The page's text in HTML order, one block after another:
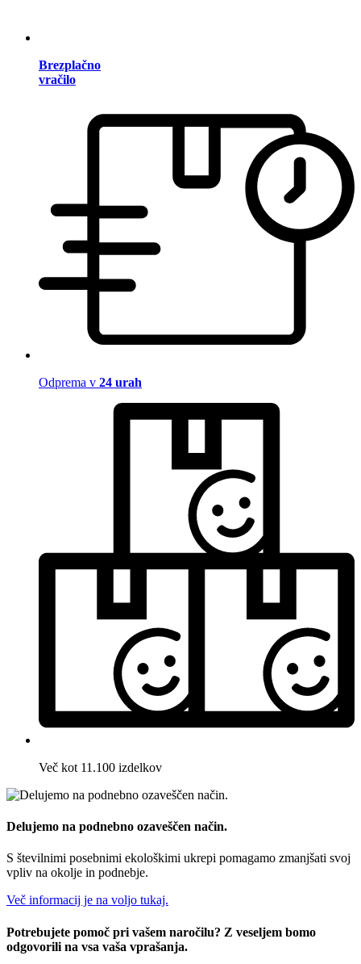
Brezplačno
vračilo
Odprema v 24 urah
Več kot 11.100 izdelkov
Delujemo na podnebno ozaveščen način.
S številnimi posebnimi ekološkimi ukrepi pomagamo zmanjšati svoj
vpliv na okolje in podnebje.
Več informacij je na voljo tukaj.
Potrebujete pomoč pri vašem naročilu? Z veseljem bomo
odgovorili na vsa vaša vprašanja.